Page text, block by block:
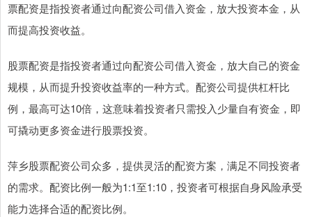
票配资是指投资者通过向配资公司借入资金，放大投资本金，从
而提高投资收益。
股票配资是指投资者通过向配资公司借入资金，放大自己的资金
规模，从而提升投资收益率的一种方式。配资公司提供杠杆比
例，最高可达10倍，这意味着投资者只需投入少量自有资金，即
可撬动更多资金进行股票投资。
萍乡股票配资公司众多，提供灵活的配资方案，满足不同投资者
的需求。配资比例一般为1:1至1:10，投资者可根据自身风险承受
能力选择合适的配资比例。